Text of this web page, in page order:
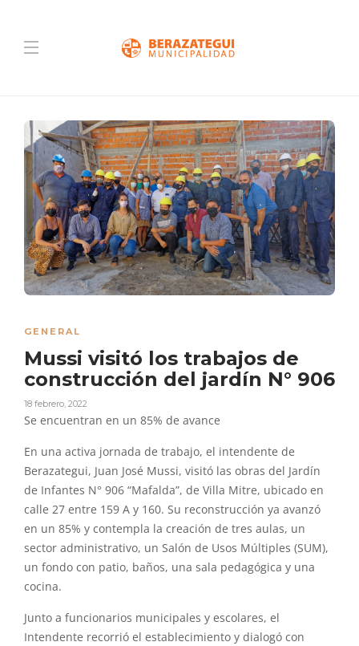
GENERAL
Mussi visitó los trabajos de
construcción del jardín N° 906
18 febrero, 2022
Se encuentran en un 85% de avance
En una activa jornada de trabajo, el intendente de
Berazategui, Juan José Mussi, visitó las obras del Jardín
de Infantes N° 906 “Mafalda”, de Villa Mitre, ubicado en
calle 27 entre 159 A y 160. Su reconstrucción ya avanzó
en un 85% y contempla la creación de tres aulas, un
sector administrativo, un Salón de Usos Múltiples (SUM),
un fondo con patio, baños, una sala pedagógica y una
cocina.
Junto a funcionarios municipales y escolares, el
Intendente recorrió el establecimiento y dialogó con